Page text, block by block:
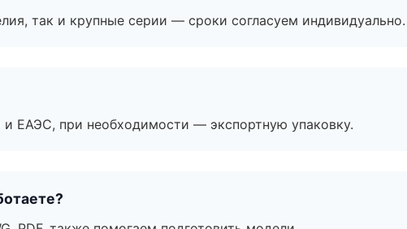
так и крупные серии — сроки согласуем индивидуально.
ЕАЭС, при необходимости — экспортную упаковку.